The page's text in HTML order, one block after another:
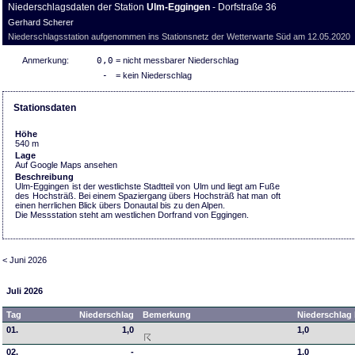
Niederschlagsdaten der Station Ulm-Eggingen - Dorfstraße 36
Gerhard Scherer
Niederschlagsstation aufgenommen ins Stationsnetz der Wetterwarte Süd am 12.05.2020
Anmerkung: 0,0 = nicht messbarer Niederschlag
- = kein Niederschlag
Stationsdaten
Höhe
540 m
Lage
Auf Google Maps ansehen
Beschreibung
Ulm-Eggingen ist der westlichste Stadtteil von Ulm und liegt am Fuße
des Hochsträß. Bei einem Spaziergang übers Hochsträß hat man oft
einen herrlichen Blick übers Donautal bis zu den Alpen.
Die Messstation steht am westlichen Dorfrand von Eggingen.
< Juni 2026
Juli 2026
Tag Niederschlag Bemerkung
01.
1,0 1,0
02. - 1,0